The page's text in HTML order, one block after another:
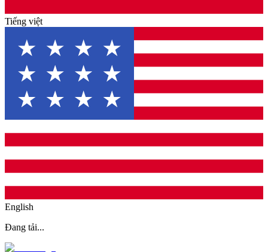
Tiếng việt
English
Đang tải...